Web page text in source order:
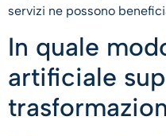
servizi ne possono
In quale
artificiale